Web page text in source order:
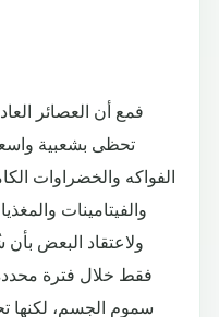
فمع أن العصائر
تحظى بشعبية
الفواكه والخضراوات
والفيتامينات
ولاعتقاد البعض
فقط خلال فترة
سموم الجسم، لكنها